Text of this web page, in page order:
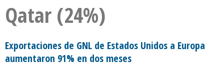
Qatar (24%)
Exportaciones de GNL de Estados Unidos a Europa
aumentaron 91% en dos meses